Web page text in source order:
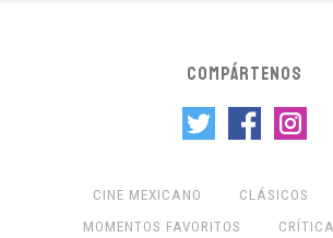
COMPÁRTENOS
CINE MEXICANO CLÁSICOS
MOMENTOS FAVORITOS